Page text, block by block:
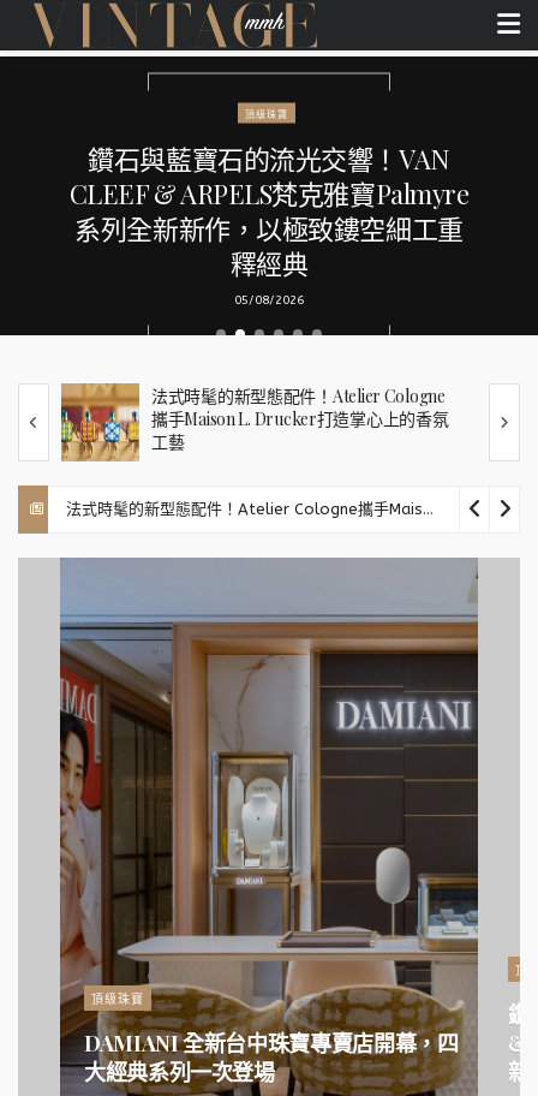
男士珠寶風潮興起，DAMIANI
Belle Époque Reel 系列重新定義父
親節獻禮
05/08/2026
DAMIANI 全新台中珠寶專賣店開幕，四大
經典系列一次登場
法式時髦的新型態配件！Atelier Cologne攜手Maison L. Drucker打造掌心上的香氛工藝
頂級珠寶
DAMIANI 全新台中珠寶專賣店開幕，四
大經典系列一次登場
頂
鑽
&
新